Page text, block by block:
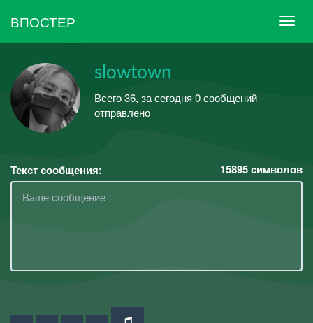
ВПОСТЕР
slowtown
Всего 36, за сегодня 0 сообщений
отправлено
Текст сообщения: 15895символов